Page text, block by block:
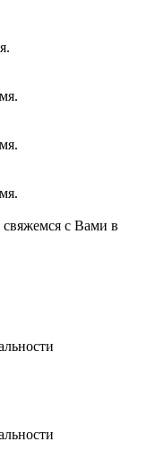
с Вами в